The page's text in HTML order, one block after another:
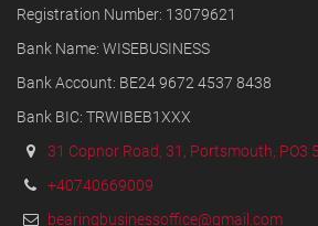
Registration Number: 13079621
Bank Name: WISEBUSINESS
Bank Account: BE24 9672 4537 8438
Bank BIC: TRWIBEB1XXX
31 Copnor Road, 31, Portsmouth, PO3
+40740669009
bearingbusinessoffice@gmail.com